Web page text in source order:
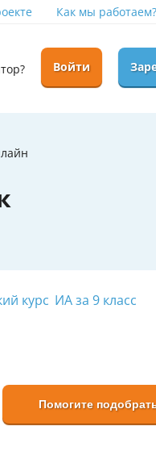
Как мы работаем?
Войти
курс ИА за 9 класс
Помогите